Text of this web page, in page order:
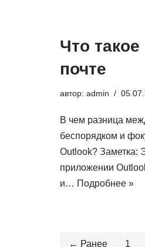
Что
почте
автор: admin
В чем разница
беспорядком и
Outlook? Заметка:
приложении
и… Подробнее »
← Ранее 1